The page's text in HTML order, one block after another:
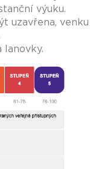
výuku.
uzavřena, venku
lanovky.